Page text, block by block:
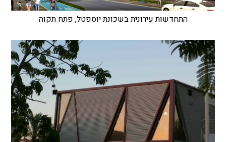
התחדשות עירונית בשכונת יוספטל, פתח תקוה